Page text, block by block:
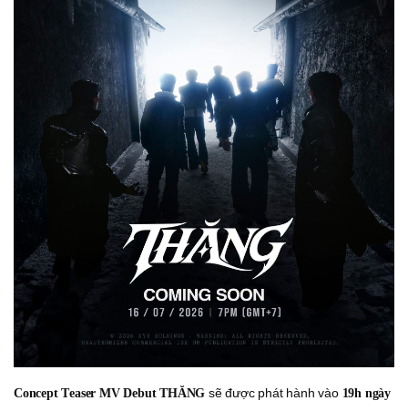
Concept Teaser MV Debut THĂNG sẽ được phát hành vào 19h ngày